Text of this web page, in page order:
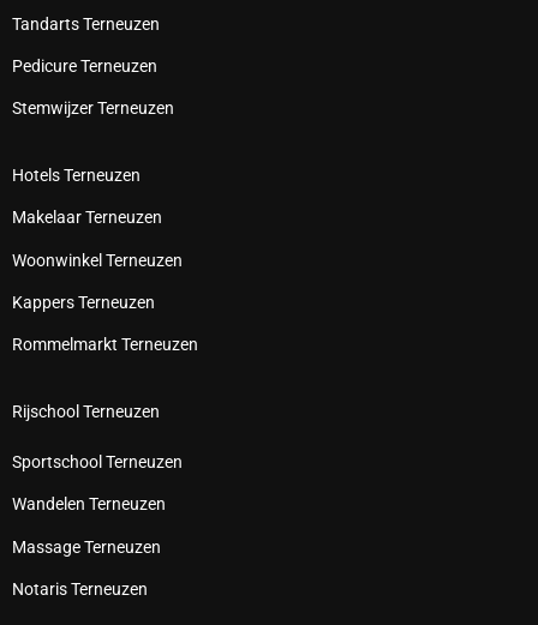
Tandarts Terneuzen
Pedicure Terneuzen
Stemwijzer Terneuzen
Hotels Terneuzen
Makelaar Terneuzen
Woonwinkel Terneuzen
Kappers Terneuzen
Rommelmarkt Terneuzen
Rijschool Terneuzen
Sportschool Terneuzen
Wandelen Terneuzen
Massage Terneuzen
Notaris Terneuzen